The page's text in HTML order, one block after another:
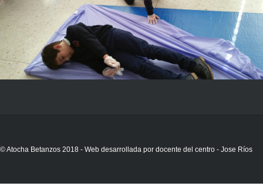
© Atocha Betanzos 2018 - Web desarrollada por docente del centro - Jose Ríos